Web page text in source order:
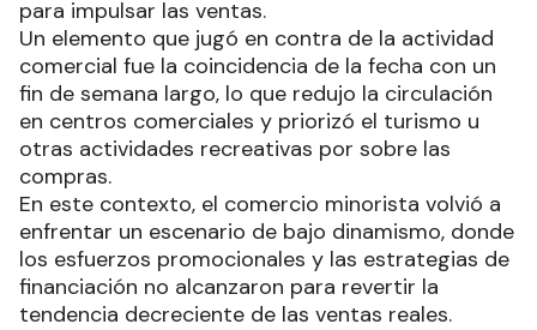
para impulsar las ventas.
Un elemento que jugó en contra de la actividad
comercial fue la coincidencia de la fecha con un
fin de semana largo, lo que redujo la circulación
en centros comerciales y priorizó el turismo u
otras actividades recreativas por sobre las
compras.
En este contexto, el comercio minorista volvió a
enfrentar un escenario de bajo dinamismo, donde
los esfuerzos promocionales y las estrategias de
financiación no alcanzaron para revertir la
tendencia decreciente de las ventas reales.